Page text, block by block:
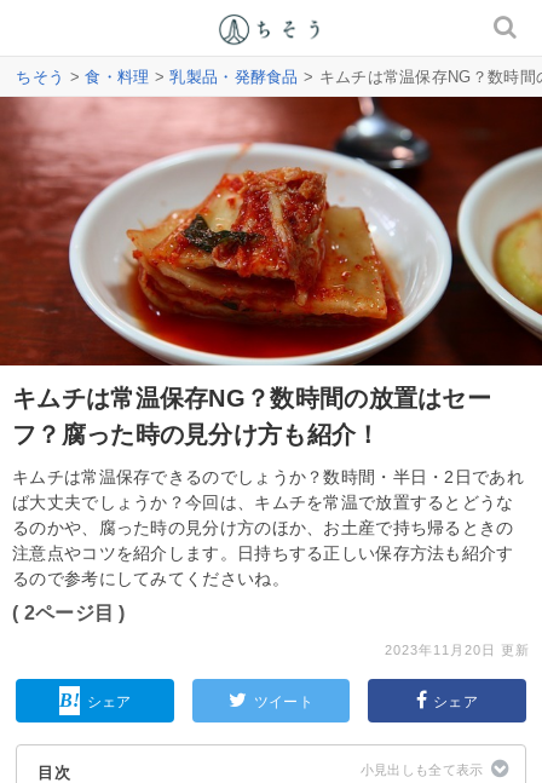
ちそう >食・料理 >乳製品・発酵食品 > キムチは常温保存NG？数時
キムチは常温保存NG？数時間の放置はセー
フ？腐った時の見分け方も紹介！
キムチは常温保存できるのでしょうか？数時間・半日・2日であれ
ば大丈夫でしょうか？今回は、キムチを常温で放置するとどうな
るのかや、腐った時の見分け方のほか、お土産で持ち帰るときの
注意点やコツを紹介します。日持ちする正しい保存方法も紹介す
るので参考にしてみてくださいね。
( 2ページ目 )
2023年11月20日 更新
シェア ツイート シェア
目次